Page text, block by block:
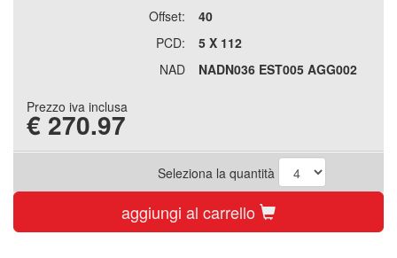
Offset:
40
PCD:
5 X 112
NAD
NADN036 EST005 AGG002
Prezzo iva inclusa
€ 270.97
Seleziona la quantità
aggiungi al carrello